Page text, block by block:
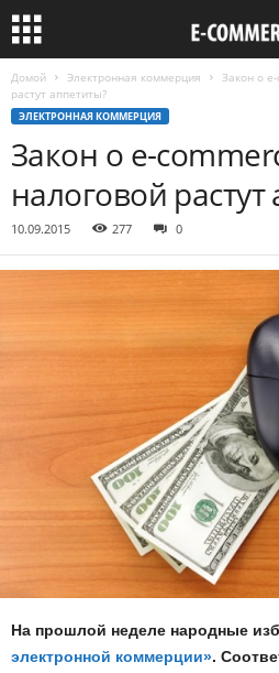
Домой Электронная коммерция
Закон о
растут аппетиты?
ЭЛЕКТРОННАЯ КОММЕРЦИЯ
Закон о е-
налоговой
10.09.2015 277 0
На прошлой неделе народные
электронной коммерции».